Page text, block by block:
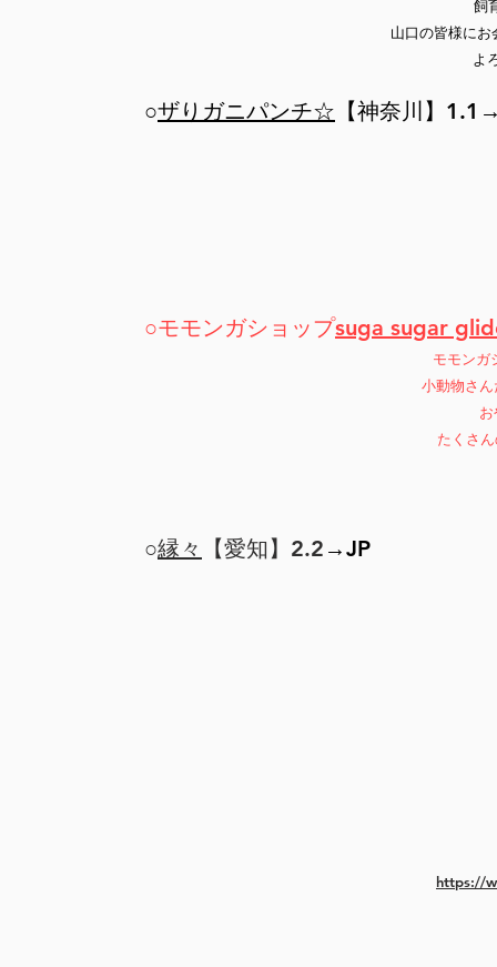
飼
山口の皆様に
よ
○ザりガニパンチ☆ 【神奈川】
○モモンガショップsuga sugar
モモンガ
小動物さ
たくさ
○縁々 【愛知】2.2 →JP
https://